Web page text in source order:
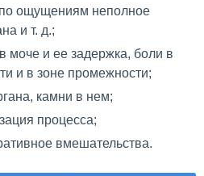
ощущениям неполное
и т. д.;
моче и ее задержка, боли в
и в зоне промежности;
камни в нем;
процесса;
вмешательства.